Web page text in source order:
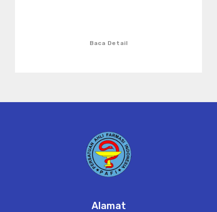
Baca Detail
Alamat